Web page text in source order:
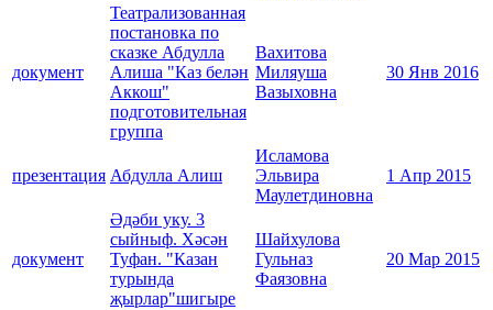
документ
Театрализованная
постановка по
сказке Абдулла
Алиша "Каз белән
Аккош"
подготовительная
группа
Вахитова
Миляуша
Вазыховна
30 Янв 2016
презентация Абдулла Алиш
Исламова
Эльвира
Маулетдиновна
1 Апр 2015
документ
Әдәби уку. 3
сыйныф. Хәсән
Туфан. "Казан
турында
җырлар"шигыре
Шайхулова
Гульназ
Фаязовна
20 Мар 2015